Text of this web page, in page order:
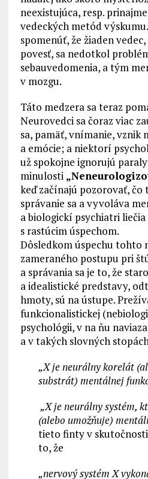
neexistujúca, resp.
vedeckých metód
spomenúť, že žiaden
povesť, sa nedotkol
sebauvedomenia, a tým
v mozgu.
Táto medzera sa teraz
Neurovedci sa čoraz viac
sa, pamäť, vnímanie, vznik
a emócie; a niektorí
už spokojne ignorujú
minulosti
keď začínajú pozorovať,
správanie sa a vyvoláva
a biologickí psychiatri
s rastúcim úspechom.
Dôsledkom úspechu tohto
zameraného postupu pri
a správania sa je to, že
a idealistické predstavy,
hmoty, sú na ústupe.
funkcionalistickej
psychológii, v na ňu
a v takých slovných
„X je neurálny korelát
substrát) mentálnej
„X je neurálny systém,
(alebo umožňuje)
tieto finty v
to, že
„nervový systém X